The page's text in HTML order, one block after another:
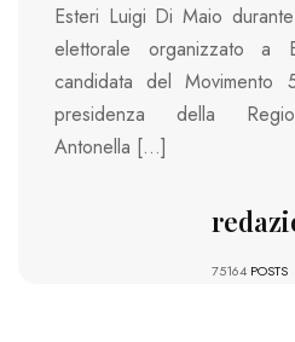
Esteri Luigi Di Maio
elettorale organizzato a
candidata del Movimento
presidenza della
Antonella […]
75164 POSTS